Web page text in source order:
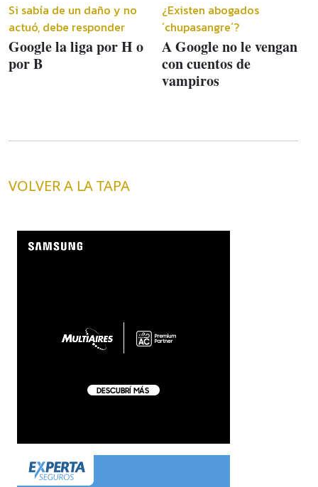
Si sabía de un daño y no
actuó, debe responder
Google la liga por H o
por B
¿Existen abogados
´chupasangre´?
A Google no le vengan
con cuentos de
vampiros
VOLVER A LA TAPA